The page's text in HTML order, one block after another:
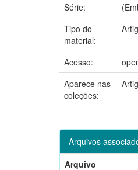
Série:
Tipo do
material:
Acesso:
Aparece nas
coleções:
Arquivos
Arquivo